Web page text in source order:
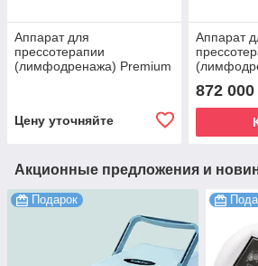
Аппарат для
прессотерапии
(лимфодренажа) Premium
ног(XXL) +термо-бандаж
Цену уточняйте
Аппарат
Life Lx7 +
ноги (XL)
872 000
Акционные предложения и
Подарок